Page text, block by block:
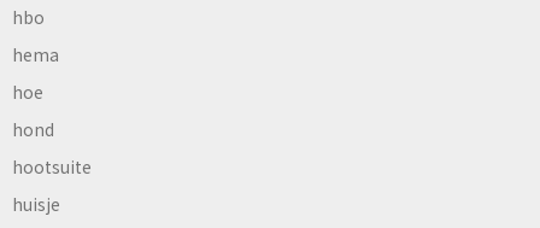
hbo
hema
hoe
hond
hootsuite
huisje